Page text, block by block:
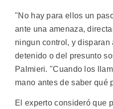
"No hay para ellos un
ante una amenaza,
ningun control, y disparan
detenido o del presunto
Palmieri. "Cuando los
mano antes de saber qué
El experto consideró que